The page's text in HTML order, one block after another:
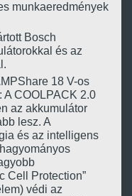
munkaeredmények
Bosch
és az
18 V-os
A COOLPACK 2.0
az akkumulátor
lesz. A
és az intelligens
Cell Protection”
védi az